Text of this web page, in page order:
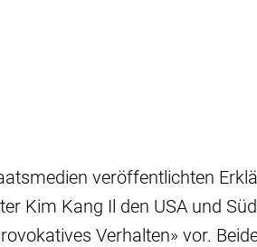
veröffentlichten
Kim Kang Il den USA und
Verhalten» vor.